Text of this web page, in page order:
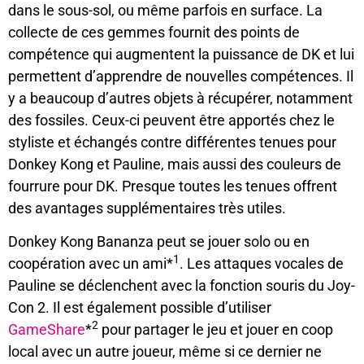
dans le sous-sol, ou même parfois en surface. La
collecte de ces gemmes fournit des points de
compétence qui augmentent la puissance de DK et lui
permettent d’apprendre de nouvelles compétences. Il
y a beaucoup d’autres objets à récupérer, notamment
des fossiles. Ceux-ci peuvent être apportés chez le
styliste et échangés contre différentes tenues pour
Donkey Kong et Pauline, mais aussi des couleurs de
fourrure pour DK. Presque toutes les tenues offrent
des avantages supplémentaires très utiles.
Donkey Kong Bananza peut se jouer solo ou en
coopération avec un ami*1 . Les attaques vocales de
Pauline se déclenchent avec la fonction souris du Joy-
Con 2. Il est également possible d’utiliser
GameShare*2 pour partager le jeu et jouer en coop
local avec un autre joueur, même si ce dernier ne